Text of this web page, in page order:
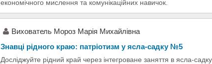
економічного мислення та комунікаційних навичок.
Вихователь Мороз Марія Михайлівна
Знавці рідного краю: патріотизм у ясла-садку №5
Досліджуйте рідний край через інтегроване заняття в ясла-